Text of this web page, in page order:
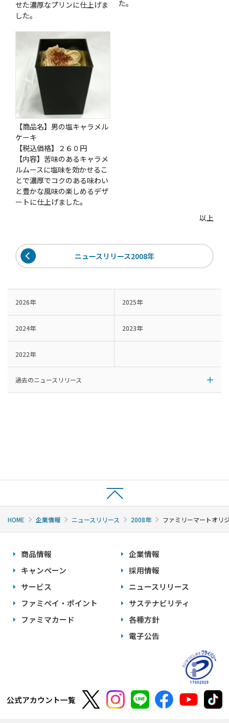
せた濃厚なプリンに仕上げま
した。
た。
【商品名】男の塩キャラメル
ケーキ
【税込価格】２６０円
【内容】苦味のあるキャラメ
ルムースに塩味を効かせるこ
とで濃厚でコクのある味わい
と豊かな風味の楽しめるデザ
ートに仕上げました。
以上
ニュースリリース2008年
2026年 2025年
2024年 2023年
2022年
過去のニュースリリース
HOME 企業情報 ニュースリリース 2008年 ファミリーマートオリ
商品情報
キャンペーン
サービス
ファミペイ・ポイント
ファミマカード
企業情報
採用情報
ニュースリリース
サステナビリティ
各種方針
電子公告
公式アカウント一覧